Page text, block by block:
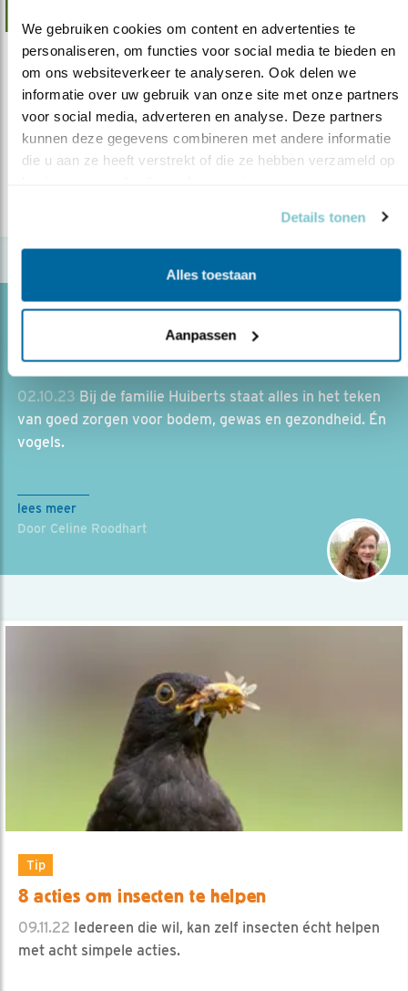
We gebruiken cookies om content en advertenties te
personaliseren, om functies voor social media te bieden en
om ons websiteverkeer te analyseren. Ook delen we
informatie over uw gebruik van onze site met onze partners
voor social media, adverteren en analyse. Deze partners
kunnen deze gegevens combineren met andere informatie
die u aan ze heeft verstrekt of die ze hebben verzameld op
Details tonen
Alles toestaan
Aanpassen
Het belang van insecten in de broedtijd
Insecten noodzakelijk voor de huismus in de
Blog
BIOLOGISCHE BLOEMBOLLEN GOED VOOR
VOGELS
02.10.23 Bij de familie Huiberts staat alles in het teken
van goed zorgen voor bodem, gewas en gezondheid. Én
vogels.
lees meer
Door Celine Roodhart
Tip
8 acties om insecten te helpen
09.11.22 Iedereen die wil, kan zelf insecten écht helpen
met acht simpele acties.